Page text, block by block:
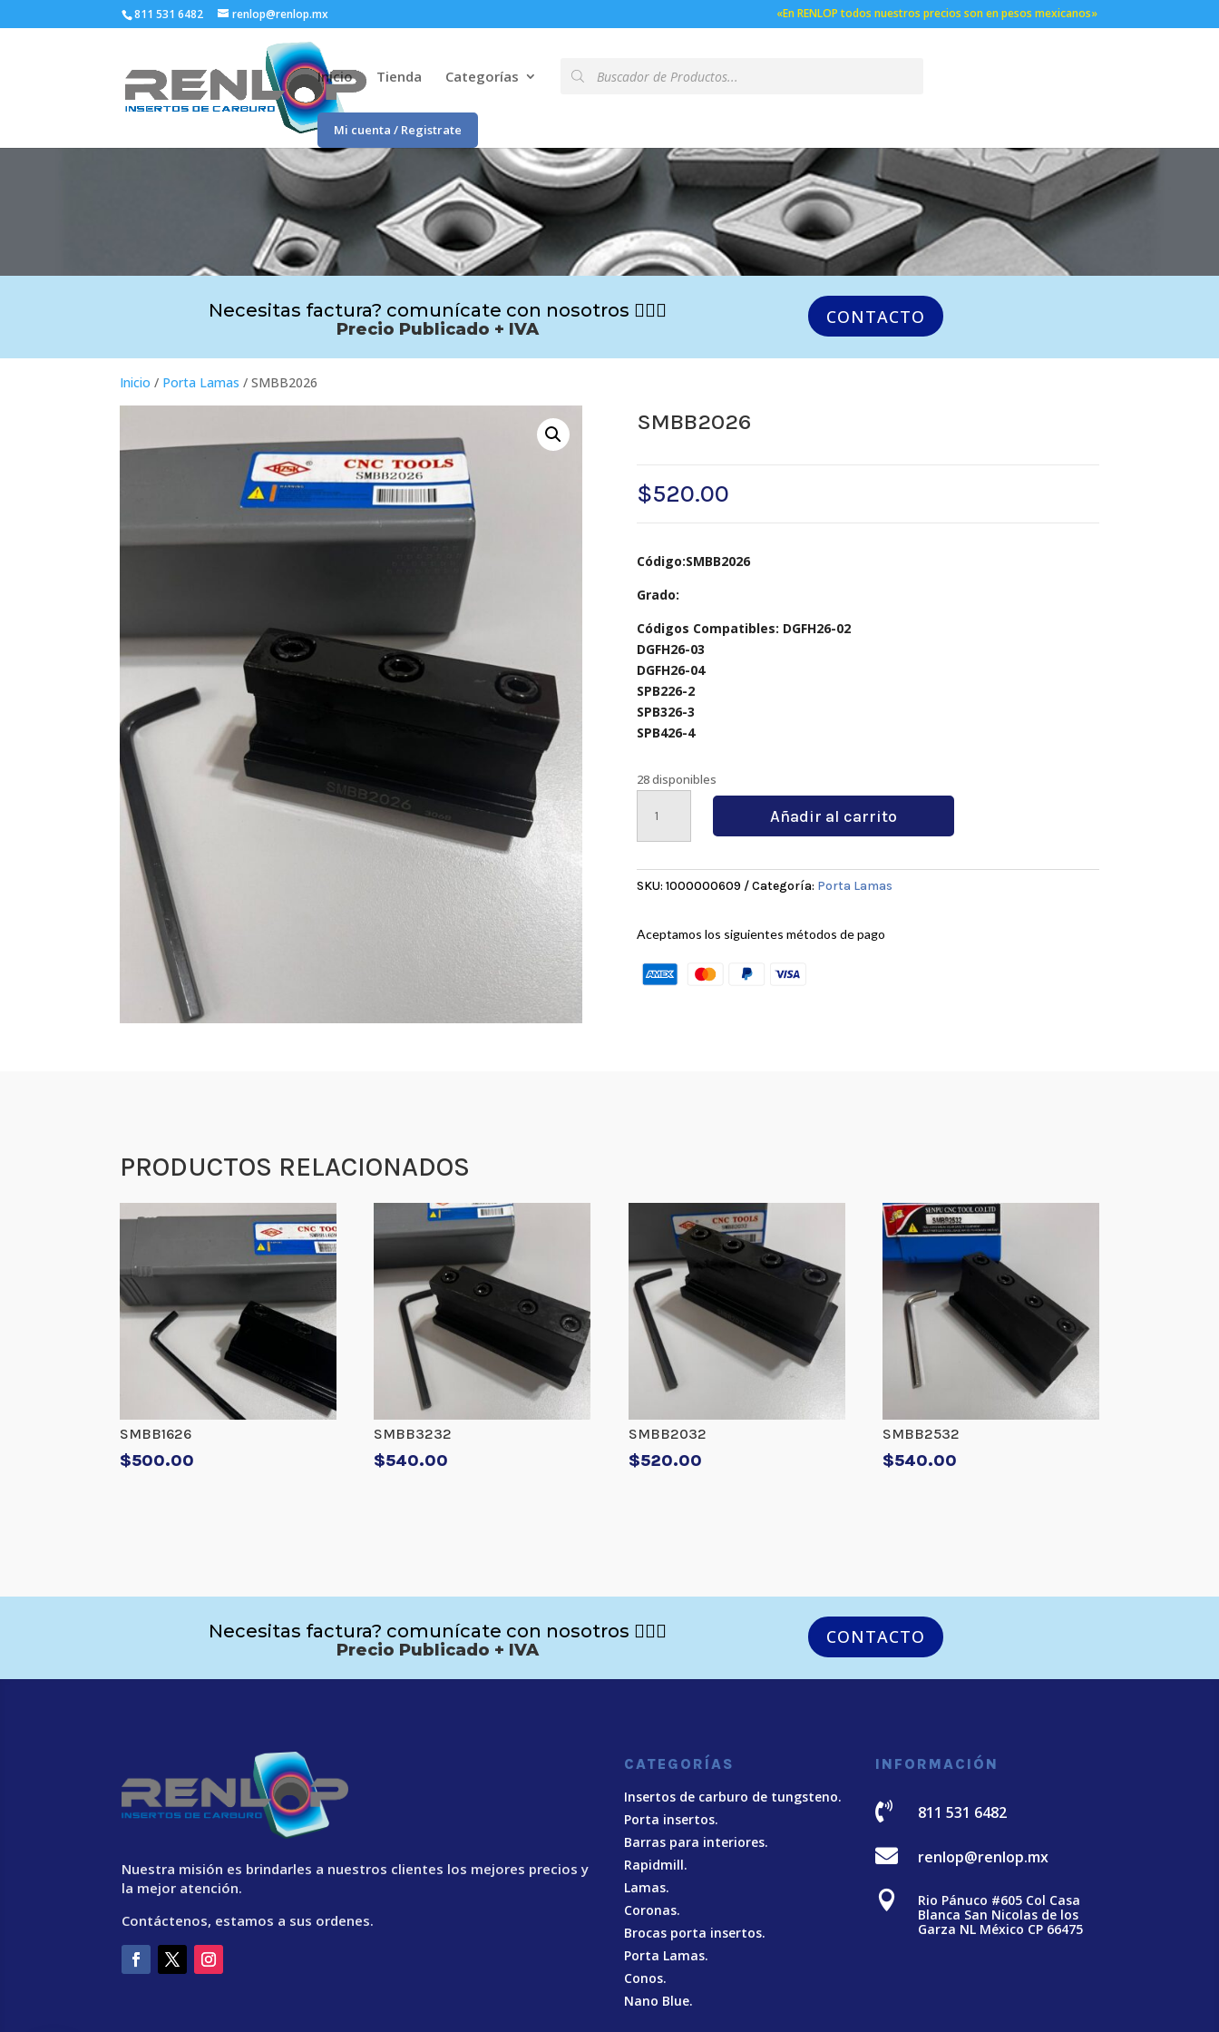
811 531 6482 renlop@renlop.mx «En RENLOP todos nuestros precios son en pesos mexicanos»
Inicio Tienda Categorías de
productos
Mi cuenta / Registrate
Necesitas factura? comunícate con nosotros 🙋🏻‍♂️
Precio Publicado + IVA
CONTACTO
Inicio / Porta Lamas / SMBB2026
SMBB2026
$520.00
Código:SMBB2026
Grado:
Códigos Compatibles: DGFH26-02
DGFH26-03
DGFH26-04
SPB226-2
SPB326-3
SPB426-4
28 disponibles
cantidad
Añadir al carrito
SKU: 1000000609 Categoría: Porta Lamas
Aceptamos los siguientes métodos de pago
PRODUCTOS RELACIONADOS
SMBB1626
$500.00
SMBB3232
$540.00
SMBB2032
$520.00
SMBB2532
$540.00
Necesitas factura? comunícate con nosotros 🙋🏻‍♂️
Precio Publicado + IVA
CONTACTO
Nuestra misión es brindarles a nuestros clientes los mejores precios y
la mejor atención.
Contáctenos, estamos a sus ordenes.
CATEGORÍAS
Insertos de carburo de tungsteno.
Porta insertos.
Barras para interiores.
Rapidmill.
Lamas.
Coronas.
Brocas porta insertos.
Porta Lamas.
Conos.
Nano Blue.
INFORMACIÓN
 811 531 6482
 renlop@renlop.mx

Rio Pánuco #605 Col Casa
Blanca San Nicolas de los
Garza NL México CP 66475